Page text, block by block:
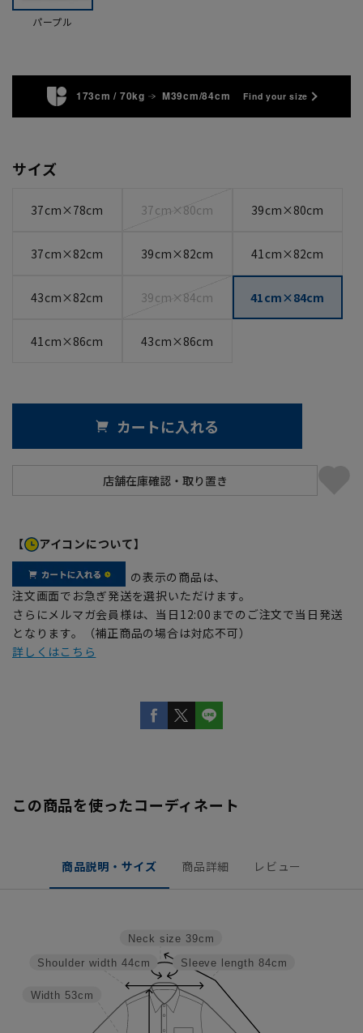
パープル
173cm / 70kg M39cm/84cm Find your size
サイズ
37cm×78cm 37cm×80cm 39cm×80cm
37cm×82cm 39cm×82cm 41cm×82cm
43cm×82cm 39cm×84cm 41cm×84cm
41cm×86cm 43cm×86cm
カートに入れる
【 アイコンについて】
の表示の商品は、
注文画面でお急ぎ発送を選択いただけます。
さらにメルマガ会員様は、当日12:00までのご注文で当日発送
となります。（補正商品の場合は対応不可）
詳しくはこちら
この商品を使ったコーディネート
商品説明・サイズ 商品詳細 レビュー
Sleeve length 84cm
Neck size 39cm
Width 53cm
Shoulder width 44cm